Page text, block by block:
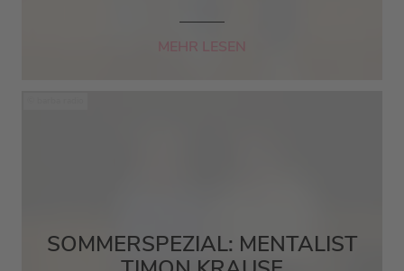
MEHR LESEN
SOMMERSPEZIAL: MENTALIST